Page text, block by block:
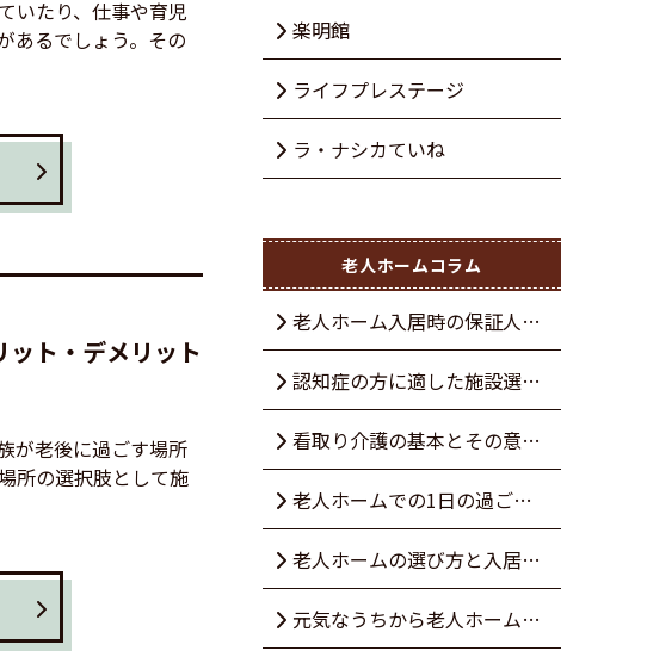
いたり、仕事や育児
あるでしょう。その
ト・デメリット
が老後に過ごす場所
所の選択肢として施
楽明館
ライフプレステージ
ラ・ナシカていね
老人ホームコラム
老人ホーム入居時の保証人と
は？いない場合の対処法も詳し
く解説
認知症の方に適した施設選び
とは？相談先とタイミングも解
説
看取り介護の基本とその意義
とは？緩和ケアとの違いを解説
老人ホームでの1日の過ごし
方とは？サービス内容も徹底解
説
老人ホームの選び方と入居で
きない理由を解説！スムーズに
元気なうちから老人ホームを